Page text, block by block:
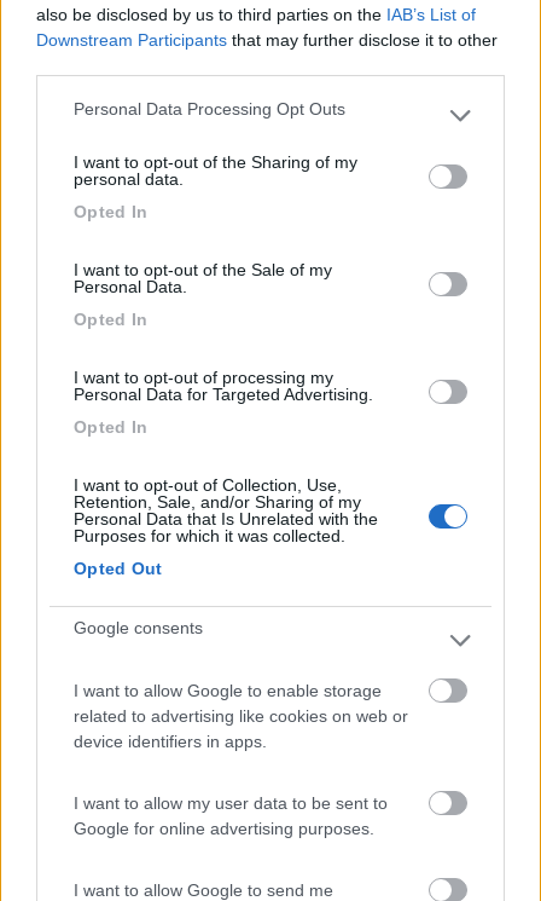
also be disclosed by us to third parties on the IAB’s List of
Downstream Participants that may further disclose it to other
Please note that this website/app uses one or more Google
not limited to your visit or usage behaviour. You may click to
use your data for below specified purposes in below Google
Personal Data Processing Opt Outs
I want to opt-out of the Sharing of my
personal data.
Opted In
I want to opt-out of the Sale of my
Personal Data.
Opted In
I want to opt-out of processing my
Personal Data for Targeted Advertising.
Opted In
I want to opt-out of Collection, Use,
Retention, Sale, and/or Sharing of my
Personal Data that Is Unrelated with the
Purposes for which it was collected.
Opted Out
Google consents
I want to allow Google to enable storage
related to advertising like cookies on web or
device identifiers in apps.
I want to allow my user data to be sent to
Google for online advertising purposes.
I want to allow Google to send me
Campeggio semplice, comodo da raggiungere.
trekking e per raggiungere Bardonecchia, c'è
anche una navetta gratuita. Prezzi onestissimi.
Accessibilità
Arcie78
Grande spiazzo per una 30ina di camper.
Allacciamenti alla corrente elettrica, 10A. Camper
campeggio adiacente. Di fronte alle piste da sci di
fondo. La navetta per Melezet e Bardonecchia
ferma proprio all'ingresso dell'area
sosta/campeggio. Gestore gentile. Attenzione al
Posizione
Servizi
Trasporti
Come già indicato di chi mi ha preceduto, l'area è
colonnina elettricità e carico acqua (ogni 3-4